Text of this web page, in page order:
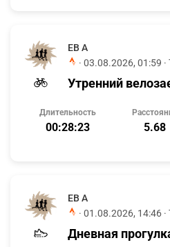
ЕВ А
· 03.08.2026, 01:59
Утренний
Длительность
00:28:23 5.68
ЕВ А
· 01.08.2026, 14:46
Дневная